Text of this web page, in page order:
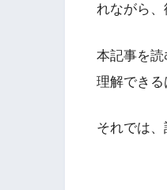
れながら、
本記事を
理解できる
それでは、